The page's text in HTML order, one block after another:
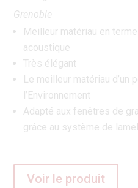
Grenoble
Meilleur matériau en
acoustique
Très élégant
Le meilleur matériau d’un
l’Environnement
Adapté aux fenêtres de
grâce au système de
Voir le produit